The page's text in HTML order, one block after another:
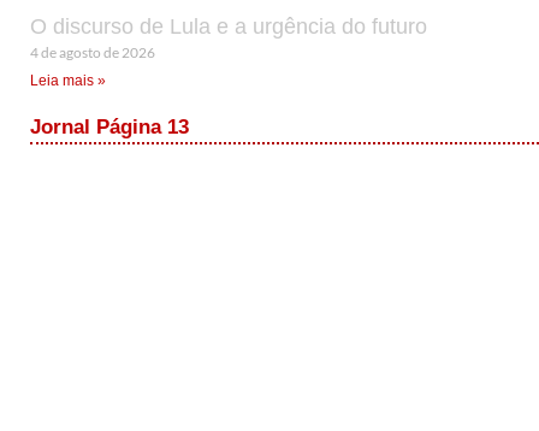
O discurso de Lula e a urgência do futuro
4 de agosto de 2026
Leia mais »
Jornal Página 13